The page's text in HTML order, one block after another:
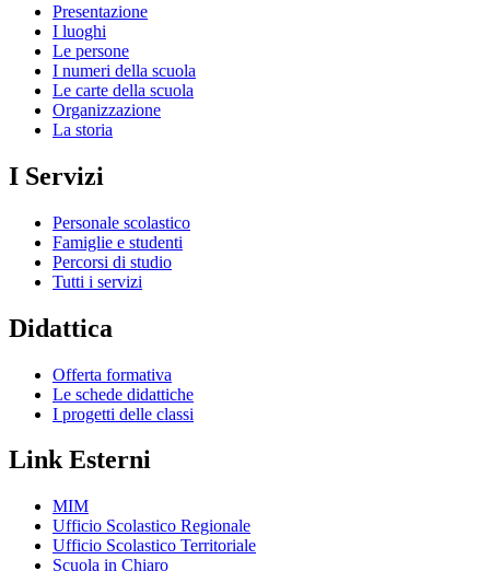
Presentazione
I luoghi
Le persone
I numeri della scuola
Le carte della scuola
Organizzazione
La storia
I Servizi
Personale scolastico
Famiglie e studenti
Percorsi di studio
Tutti i servizi
Didattica
Offerta formativa
Le schede didattiche
I progetti delle classi
Link Esterni
MIM
Ufficio Scolastico Regionale
Ufficio Scolastico Territoriale
Scuola in Chiaro